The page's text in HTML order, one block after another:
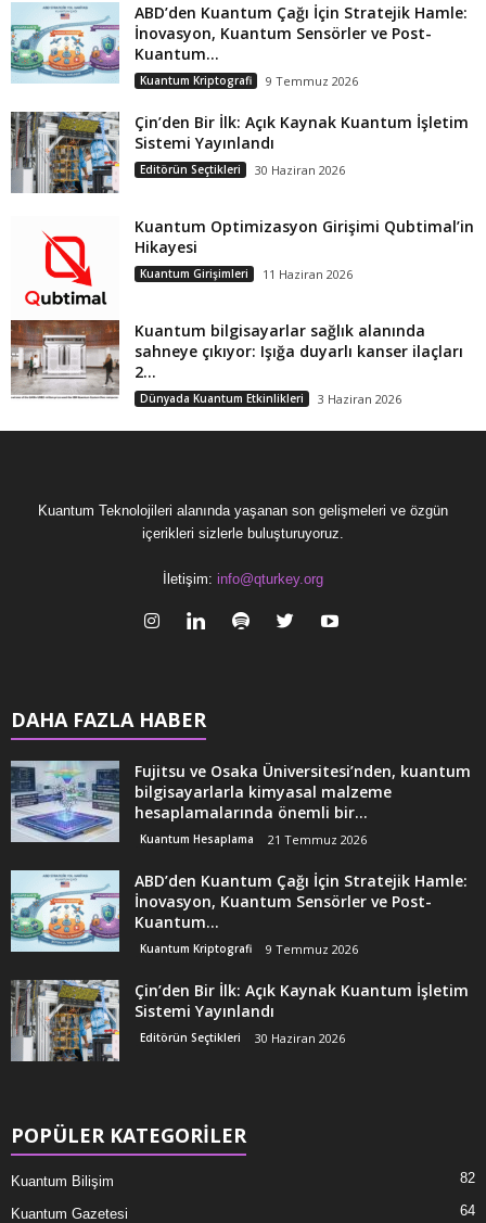
ABD’den Kuantum Çağı İçin Stratejik Hamle:
İnovasyon, Kuantum Sensörler ve Post-
Kuantum...
Kuantum Kriptografi 9 Temmuz 2026
Çin’den Bir İlk: Açık Kaynak Kuantum İşletim
Sistemi Yayınlandı
Editörün Seçtikleri 30 Haziran 2026
Kuantum Optimizasyon Girişimi Qubtimal’in
Hikayesi
Kuantum Girişimleri 11 Haziran 2026
Kuantum bilgisayarlar sağlık alanında
sahneye çıkıyor: Işığa duyarlı kanser ilaçları
2...
Dünyada Kuantum Etkinlikleri 3 Haziran 2026
Kuantum Teknolojileri alanında yaşanan son gelişmeleri ve özgün
içerikleri sizlerle buluşturuyoruz.
İletişim: info@qturkey.org
DAHA FAZLA HABER
Fujitsu ve Osaka Üniversitesi’nden, kuantum
bilgisayarlarla kimyasal malzeme
hesaplamalarında önemli bir...
Kuantum Hesaplama 21 Temmuz 2026
ABD’den Kuantum Çağı İçin Stratejik Hamle:
İnovasyon, Kuantum Sensörler ve Post-
Kuantum...
Kuantum Kriptografi 9 Temmuz 2026
Çin’den Bir İlk: Açık Kaynak Kuantum İşletim
Sistemi Yayınlandı
Editörün Seçtikleri 30 Haziran 2026
POPÜLER KATEGORİLER
Kuantum Bilişim 82
Kuantum Gazetesi 64